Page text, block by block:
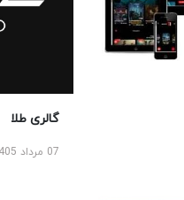
گالری طلا
07 مرداد 1405